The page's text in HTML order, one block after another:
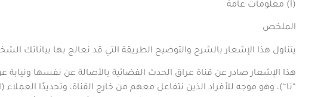
(أ) معلومات عامة
الملخص
يتناول هذا الإشعار بالشرح والتوضيح الطريقة التي قد نعالج بها بياناتك
هذا الإشعار صادر عن قناة عراق الحدث الفضائية بالأصالة عن نفسها ونيابة
“نا“)، وهو موجه للأفراد الذين نتفاعل معهم من خارج القناة، وتحديدًا العملاء (